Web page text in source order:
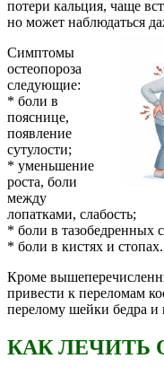
потери кальция, чаще
но может наблюдаться
Симптомы
остеопороза
следующие:
* боли в
пояснице,
появление
сутулости;
* уменьшение
роста, боли
между
лопатками, слабость;
* боли в тазобедренных
* боли в кистях и стопах.
Кроме
привести к переломам
перелому шейки бедра и
КАК ЛЕЧИТЬ